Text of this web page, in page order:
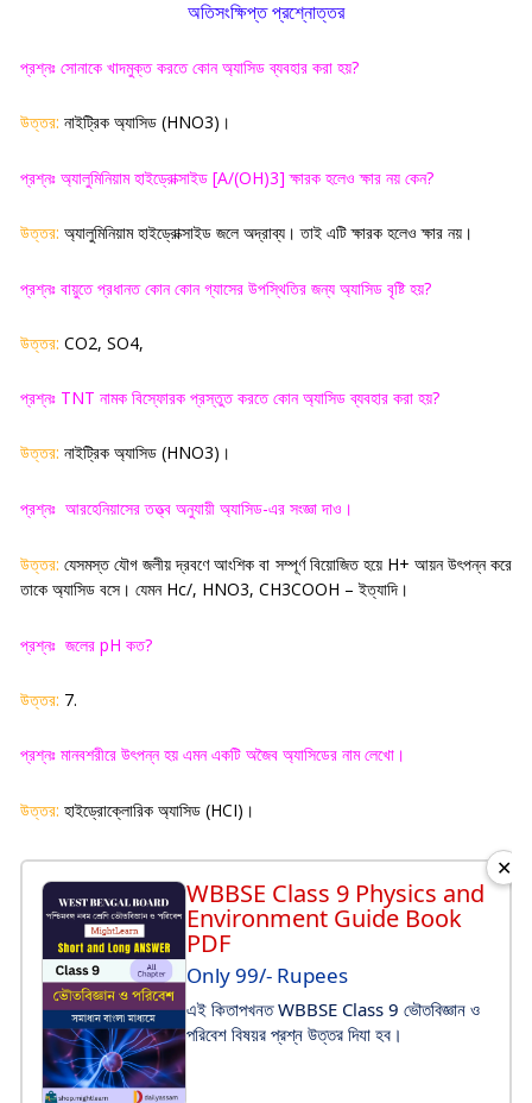
অতিসংক্ষিপ্ত প্রশ্নোত্তর
প্রশ্নঃ সোনাকে খাদমুক্ত করতে কোন অ্যাসিড ব্যবহার করা হয়?
উত্তর: নাইট্রিক অ্যাসিড (HNO3) ।
প্রশ্নঃ অ্যালুমিনিয়াম হাইড্রোক্সাইড [A/(OH)3]ক্ষারক হলেও ক্ষার নয় কেন?
উত্তর: অ্যালুমিনিয়াম হাইড্রোক্সাইড জলে অদ্রাব্য। তাই এটি ক্ষারক হলেও ক্ষার নয় ।
প্রশ্নঃ বায়ুতে প্রধানত কোন কোন গ্যাসের উপস্থিতির জন্য অ্যাসিড বৃষ্টি হয়?
উত্তর: CO2, SO4,
প্রশ্নঃ TNT নামক বিস্ফোরক প্রস্তুত করতে কোন অ্যাসিড ব্যবহার করা হয়?
উত্তর: নাইট্রিক অ্যাসিড (HNO3) ।
প্রশ্নঃ আরহেনিয়াসের তত্ত্ব অনুযায়ী অ্যাসিড-এর সংজ্ঞা দাও ।
উত্তর: যেসমস্ত যৌগ জলীয় দ্রবণে আংশিক বা সম্পূর্ণ বিয়োজিত হয়ে H+ আয়ন উৎপন্ন করে
তাকে অ্যাসিড বসে। যেমন Hc/, HNO3, CH3COOH –ইত্যাদি ।
প্রশ্নঃ জলের pH কত?
উত্তর: 7.
প্রশ্নঃ মানবশরীরে উৎপন্ন হয় এমন একটি অজৈব অ্যাসিডের নাম লেখো ।
উত্তর: হাইড্রোক্লোরিক অ্যাসিড (HCI) ।
WBBSE Class 9 Physics and
Environment Guide Book
PDF
Only 99/- Rupees
এই কিতাপখনত WBBSE Class 9 ভৌতবিজ্ঞান ও
পরিবেশ বিষয়র প্রশ্ন উত্তর দিযা হব।
✕